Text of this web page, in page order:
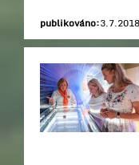
publikováno:3.7.2018